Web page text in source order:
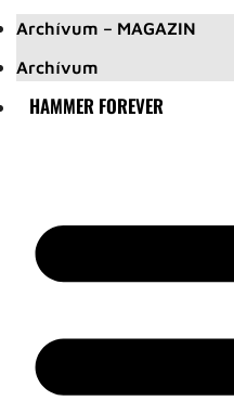
Archívum – MAGAZIN
Archívum
HAMMER FOREVER